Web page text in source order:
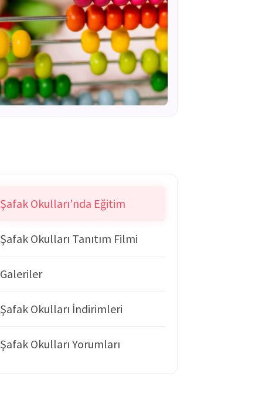
Şafak Okulları'nda Eğitim
Şafak Okulları Tanıtım Filmi
Galeriler
Şafak Okulları İndirimleri
Şafak Okulları Yorumları